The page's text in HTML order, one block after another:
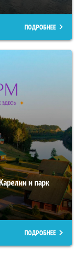
ПОДРОБНЕЕ
и парк
ПОДРОБНЕЕ